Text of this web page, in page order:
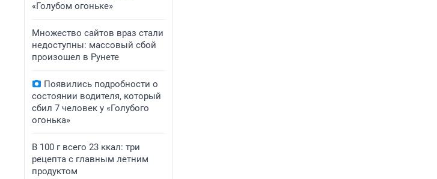
«Голубом огоньке»
Множество сайтов враз стали
недоступны: массовый сбой
произошел в Рунете
Появились подробности о
состоянии водителя, который
сбил 7 человек у «Голубого
огонька»
В 100 г всего 23 ккал: три
рецепта с главным летним
продуктом